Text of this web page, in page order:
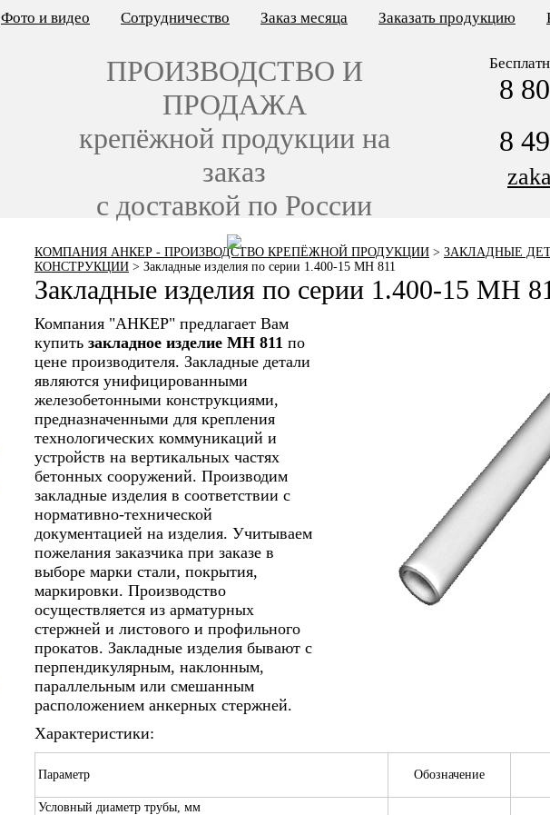
КОМПАНИЯ АНКЕР - ПРОИЗВОДСТВО КРЕПЁЖНОЙ ПРОДУКЦИИ > ЗАКЛАДНЫЕ
КОНСТРУКЦИИ > Закладные изделия по серии 1.400-15 МН 811
Закладные изделия по серии 1.400-15 МН
Компания "АНКЕР" предлагает Вам
купить закладное изделие МН 811 по
цене производителя. Закладные детали
являются унифицированными
железобетонными конструкциями,
предназначенными для крепления
технологических коммуникаций и
устройств на вертикальных частях
бетонных сооружений. Производим
закладные изделия в соответствии с
нормативно-технической
документацией на изделия. Учитываем
пожелания заказчика при заказе в
выборе марки стали, покрытия,
маркировки. Производство
осуществляется из арматурных
стержней и листового и профильного
прокатов. Закладные изделия бывают с
перпендикулярным, наклонным,
параллельным или смешанным
расположением анкерных стержней.
Характеристики:
Параметр Обозначение
Условный диаметр трубы, мм
Фото и видео Сотрудничество Заказ месяца Заказать продукцию
ПРОИЗВОДСТВО И
ПРОДАЖА
крепёжной продукции на
заказ
с доставкой по России
8
8